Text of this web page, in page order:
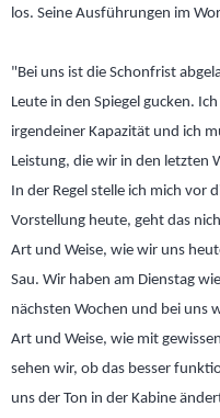
los. Seine Ausführungen im
"Bei uns ist die Schonfrist
Leute in den Spiegel gucken.
irgendeiner Kapazität und ich
Leistung, die wir in den letzten
In der Regel stelle ich mich vor
Vorstellung heute, geht das
Art und Weise, wie wir uns
Sau. Wir haben am Dienstag
nächsten Wochen und bei uns
Art und Weise, wie mit
sehen wir, ob das besser
uns der Ton in der Kabine